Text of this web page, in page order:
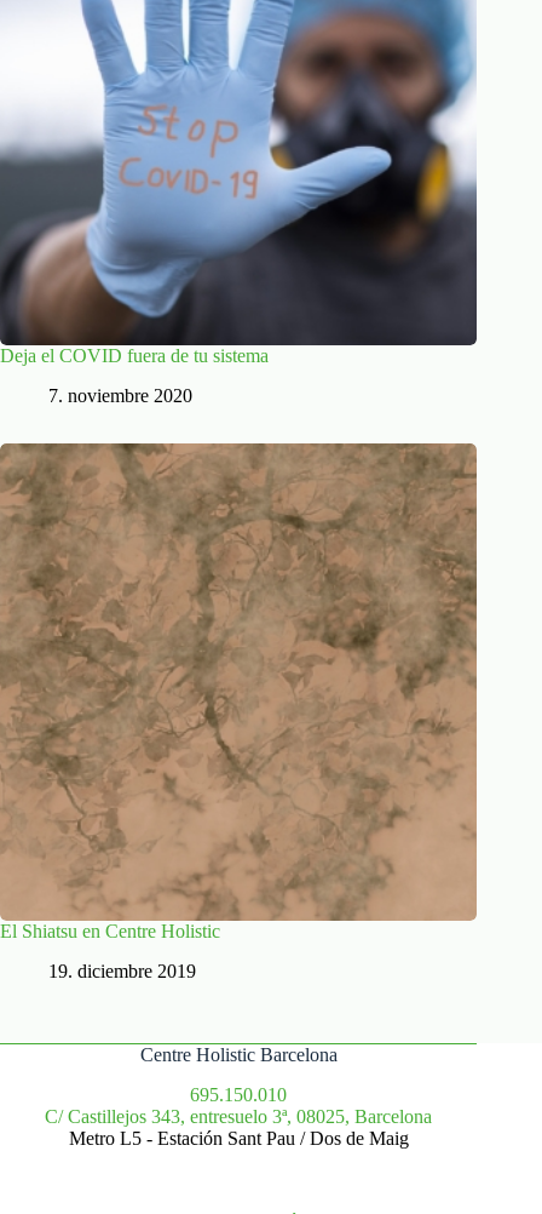
Deja el COVID fuera de tu sistema
7. noviembre 2020
El Shiatsu en Centre Holistic
19. diciembre 2019
Centre Holistic Barcelona
695.150.010
C/ Castillejos 343, entresuelo 3ª, 08025, Barcelona
Metro L5 - Estación Sant Pau / Dos de Maig